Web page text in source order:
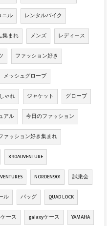
ニル レンタルバイク
集まれ メンズ レディース
ファッション好き
メッシュグローブ
ゃれ ジャケット グローブ
アル 今日のファッション
ァッション好き集まれ
890ADVENTURE
NORDEN901 試乗会
ル バッグ QUAD LOCK
ース galaxyケース YAMAHA